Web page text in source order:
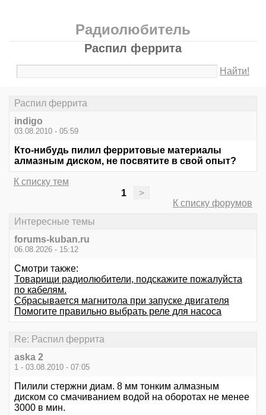
Радиолюбитель
Распил феррита
Найти!
Распил феррита
indigo
03.08.2010 - 05:59
Кто-нибудь пилил ферритовые материалы
алмазным диском, не посвятите в свой опыт?
К списку тем
1
>
К списку форумов
Интересные темы
forums-kuban.ru
06.08.2026 - 15:12
Смотри также:
Товарищи радиолюбители, подскажите пожалуйста
по кабелям.
Сбрасывается магнитола при запуске двигателя
Помогите правильно выбрать реле для насоса
Re: Распил феррита
aska 2
1 - 03.08.2010 - 07:05
Пилили стержни диам. 8 мм тонким алмазным
диском со смачиванием водой на оборотах не менее
3000 в мин.